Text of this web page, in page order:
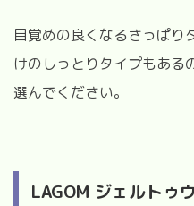
目覚めの良くなるさっぱり
けのしっとりタイプもある
選んでください。
LAGOM ジェルトゥ